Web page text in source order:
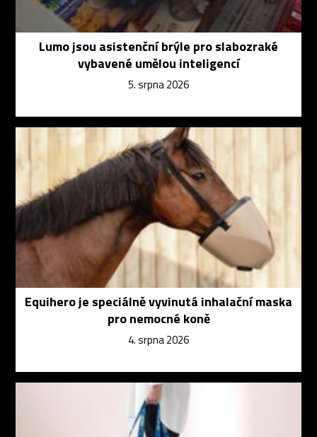
Lumo jsou asistenční brýle pro slabozraké
vybavené umělou inteligencí
5. srpna 2026
Equihero je speciálně vyvinutá inhalační maska
pro nemocné koně
4. srpna 2026